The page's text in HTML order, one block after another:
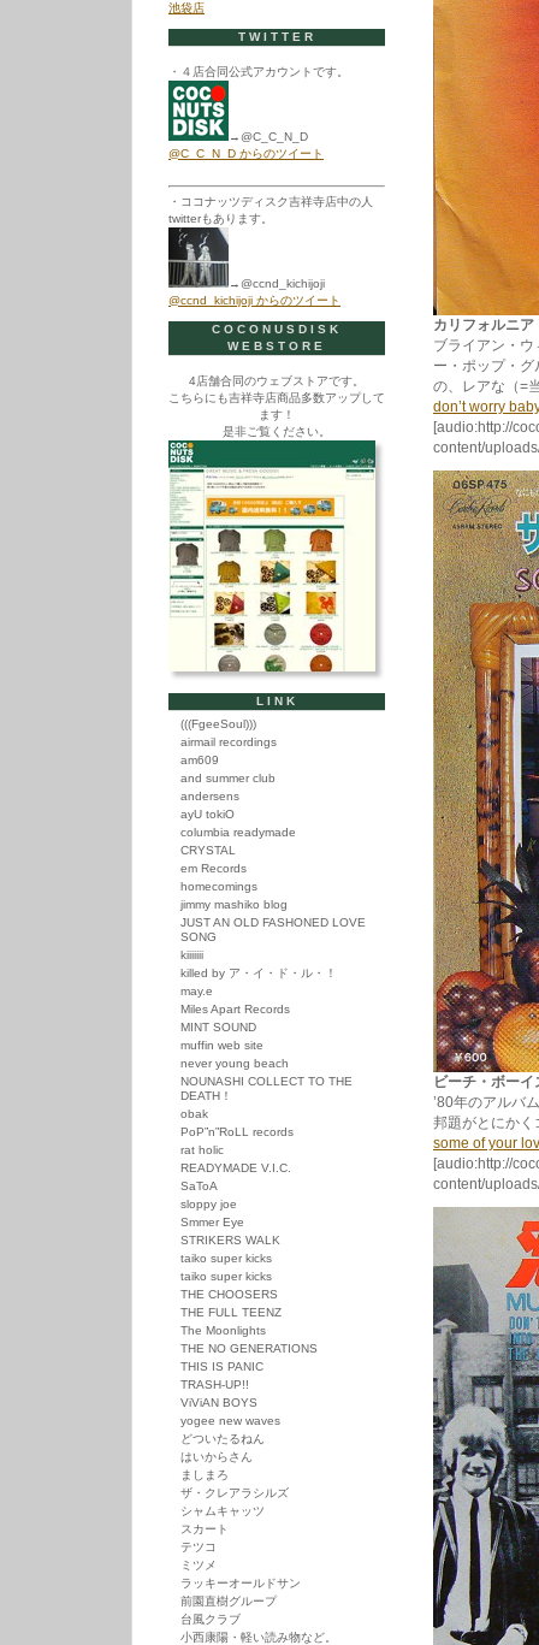
カリフォルニ
ブライアン・
ー・ポップ・グ
の、レアな（=
don’t worry
[audio:http://
content/
ビーチ・ボー
’80年のアルバ
邦題がとにかく
some of your
[audio:http://
content/
池袋店
TWITTER
・４店合同公式アカウントです。
→@C_C_N_D
@C_C_N_D からのツイート
・ココナッツディスク吉祥寺店中の人
twitterもあります。
→@ccnd_kichijoji
@ccnd_kichijoji からのツイート
COCONUSDISK
WEBSTORE
4店舗合同のウェブストアです。
こちらにも吉祥寺店商品多数アップして
ます！
是非ご覧ください。
LINK
(((FgeeSoul)))
airmail recordings
am609
and summer club
andersens
ayU tokiO
columbia readymade
CRYSTAL
em Records
homecomings
jimmy mashiko blog
JUST AN OLD FASHONED LOVE
SONG
kiiiiiii
killed by ア・イ・ド・ル・！
may.e
Miles Apart Records
MINT SOUND
muffin web site
never young beach
NOUNASHI COLLECT TO THE
DEATH！
obak
PoP”n”RoLL records
rat holic
READYMADE V.I.C.
SaToA
sloppy joe
Smmer Eye
STRIKERS WALK
taiko super kicks
taiko super kicks
THE CHOOSERS
THE FULL TEENZ
The Moonlights
THE NO GENERATIONS
THIS IS PANIC
TRASH-UP!!
ViViAN BOYS
yogee new waves
どついたるねん
はいからさん
ましまろ
ザ・クレアラシルズ
シャムキャッツ
スカート
テツコ
ミツメ
ラッキーオールドサン
前園直樹グループ
台風クラブ
小西康陽・軽い読み物など。